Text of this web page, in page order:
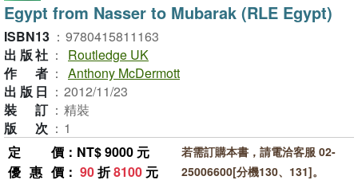
Egypt from Nasser to Mubarak (RLE Egypt)
ISBN13 ： 9780415811163
出版社 ：
Routledge UK
作者 ： Anthony McDermott
出版日 ： 2012/11/23
裝訂 ： 精裝
版次 ： 1
定價 ：NT$ 9000 元
優惠價 ： 90折8100 元
若需訂購本書，請電洽客服 02-
25006600[分機130、131]。